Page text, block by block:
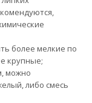
более мелкие по
крупные;
можно
либо смесь